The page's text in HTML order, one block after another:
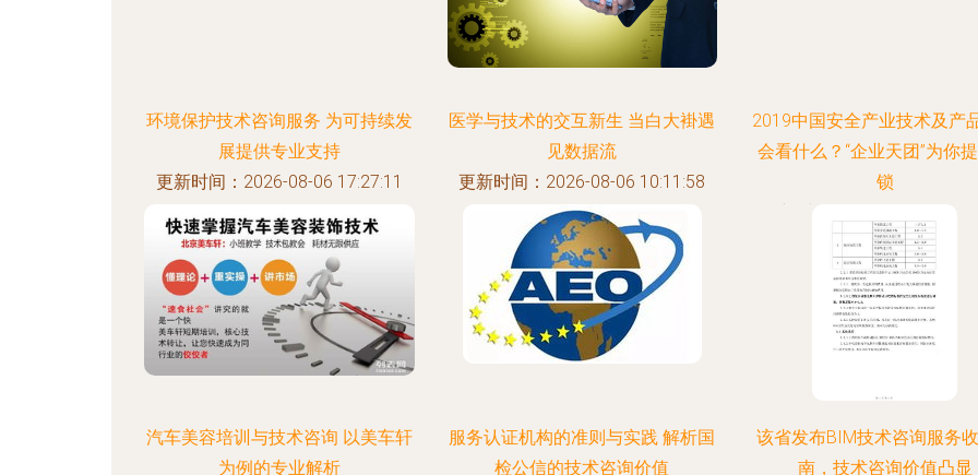
环境保护技术咨询服务 为可持续发
展提供专业支持
更新时间：2026-08-06 17:27:11
医学与技术的交互新生 当白大褂遇
见数据流
更新时间：2026-08-06 10:11:58
2019中国安全产业技术及产
会看什么？“企业天团”为你
锁
汽车美容培训与技术咨询 以美车轩
为例的专业解析
服务认证机构的准则与实践 解析国
检公信的技术咨询价值
该省发布BIM技术咨询服务
南，技术咨询价值凸显